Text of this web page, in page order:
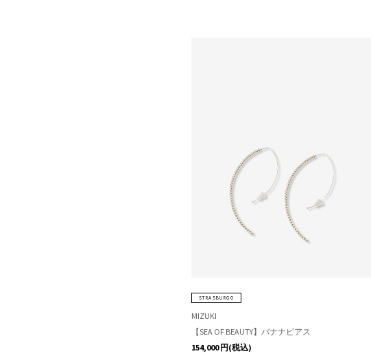
STRASBURGO
MIZUKI
【SEA OF BEAUTY】バナナピアス
154,000円(税込)